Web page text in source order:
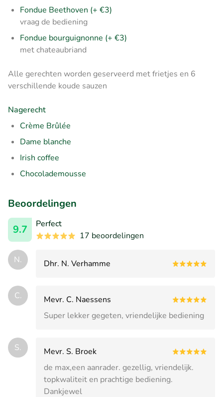
Fondue Beethoven (+ €3)
vraag de bediening
Fondue bourguignonne (+ €3)
met chateaubriand
Alle gerechten worden geserveerd met frietjes en 6
verschillende koude sauzen
Nagerecht
Crème Brûlée
Dame blanche
Irish coffee
Chocolademousse
Beoordelingen
9.7
Perfect
17 beoordelingen
N. Dhr. N. Verhamme
C.
Mevr. C. Naessens
Super lekker gegeten, vriendelijke bediening
S.
Mevr. S. Broek
de max,een aanrader. gezellig, vriendelijk.
topkwaliteit en prachtige bediening.
Dankjewel